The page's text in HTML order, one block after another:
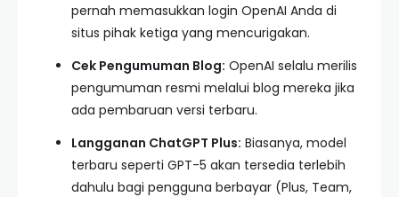
pernah memasukkan login OpenAI Anda di
situs pihak ketiga yang mencurigakan.
Cek Pengumuman Blog: OpenAI selalu merilis
pengumuman resmi melalui blog mereka jika
ada pembaruan versi terbaru.
Langganan ChatGPT Plus: Biasanya, model
terbaru seperti GPT-5 akan tersedia terlebih
dahulu bagi pengguna berbayar (Plus, Team,